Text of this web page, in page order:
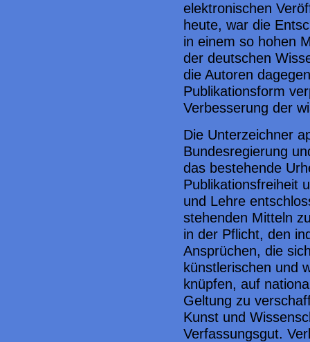
elektronischen
heute, war die
in einem so hohen
der deutschen
die Autoren
Publikationsform
Verbesserung der
Die Unterzeichner
Bundesregierung
das bestehende
Publikationsfreiheit
und Lehre
stehenden Mitteln
in der Pflicht, den
Ansprüchen, die
künstlerischen und
knüpfen, auf
Geltung zu
Kunst und
Verfassungsgut.